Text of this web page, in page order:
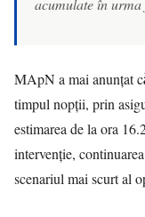
acumulate în
MApN a mai anunțat
timpul nopții, prin
estimarea de la ora
intervenție,
scenariul mai scurt al